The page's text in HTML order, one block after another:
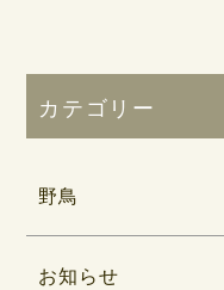
カテゴリー
野鳥
お知らせ